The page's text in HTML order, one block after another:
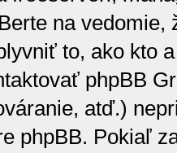
na vedomie,
to, ako kto
phpBB
atď.)
phpBB. Pokiaľ